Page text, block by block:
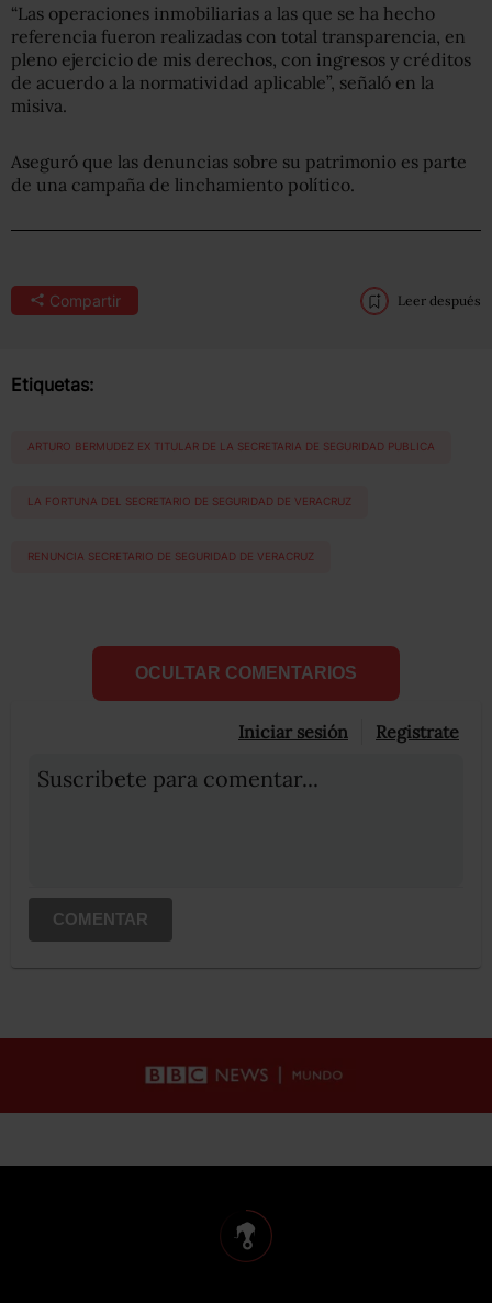
“Las operaciones inmobiliarias a las que se ha hecho
referencia fueron realizadas con total transparencia, en
pleno ejercicio de mis derechos, con ingresos y créditos
de acuerdo a la normatividad aplicable”, señaló en la
misiva.
Aseguró que las denuncias sobre su patrimonio es parte
de una campaña de linchamiento político.
Compartir Leer después
Etiquetas:
ARTURO BERMUDEZ EX TITULAR DE LA SECRETARIA DE SEGURIDAD PUBLICA
LA FORTUNA DEL SECRETARIO DE SEGURIDAD DE VERACRUZ
RENUNCIA SECRETARIO DE SEGURIDAD DE VERACRUZ
OCULTAR COMENTARIOS
Iniciar sesión Registrate
Suscribete para comentar...
COMENTAR